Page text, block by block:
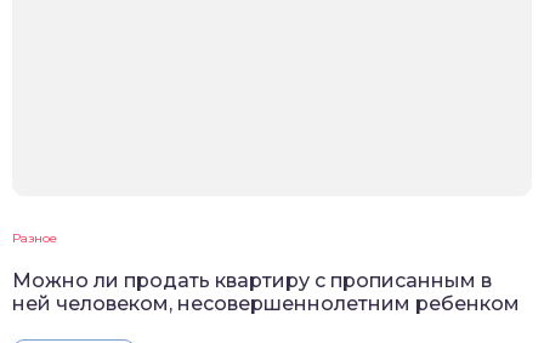
Разное
Можно ли продать квартиру с прописанным в
ней человеком, несовершеннолетним ребенком